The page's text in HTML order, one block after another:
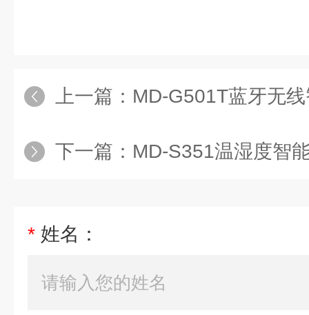
上一篇： MD-G501T蓝牙无
下一篇： MD-S351温湿度智
* 姓名：